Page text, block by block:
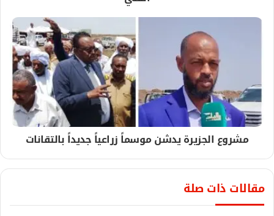
مشروع الجزيرة يدشن موسماً زراعياً جديداً بالتقانات
مقالات ذات صلة